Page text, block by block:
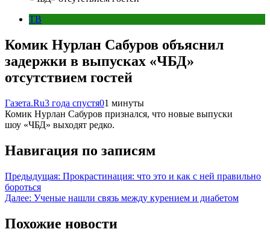
ТВ
Комик Нурлан Сабуров объяснил
задержки в выпусках «ЧБД»
отсутствием гостей
Газета.Ru3 года спустя01 минуты
Комик Нурлан Сабуров признался, что новые выпуски
шоу «ЧБД» выходят редко.
Навигация по записям
Предыдущая: Прокрастинация: что это и как с ней правильно
бороться
Далее: Ученые нашли связь между курением и диабетом
Похожие новости